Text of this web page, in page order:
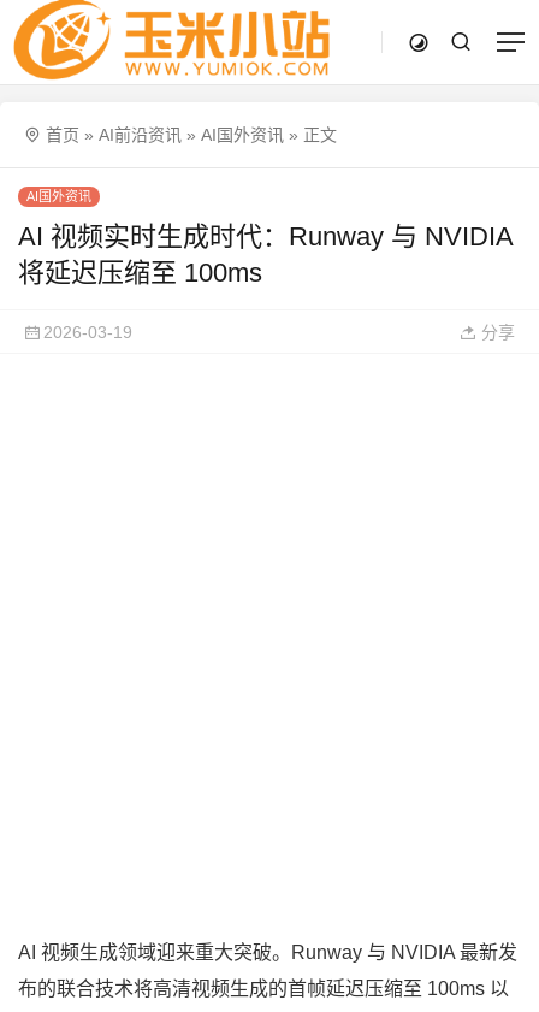
首页 » AI前沿资讯 » AI国外资讯 » 正文
AI国外资讯
AI 视频实时生成时代：Runway 与 NVIDIA
将延迟压缩至 100ms
2026-03-19 分享
AI 视频生成领域迎来重大突破。Runway 与 NVIDIA 最新发
布的联合技术将高清视频生成的首帧延迟压缩至 100ms 以